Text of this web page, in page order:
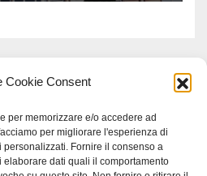
Cookie Consent
per memorizzare e/o accedere ad
per migliorare l'esperienza di
Fornire il consenso a
dati quali il comportamento